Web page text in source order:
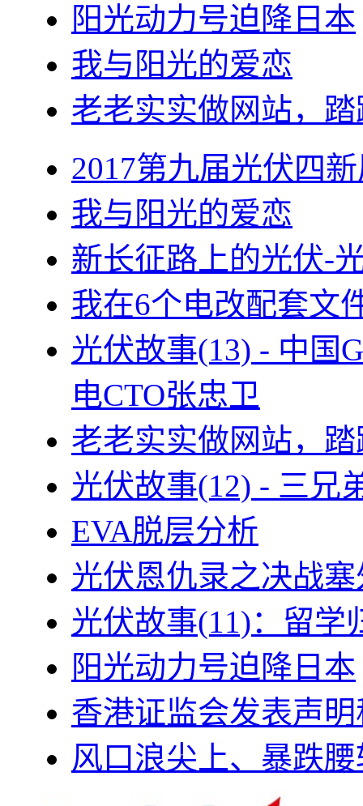
阳光动力号迫降日本
我与阳光的爱恋
老老实实做网站，
2017第九届光伏四
我与阳光的爱恋
新长征路上的光伏-
我在6个电改配套文
光伏故事(13) - 中国
电CTO张忠卫
老老实实做网站，
光伏故事(12) - 三兄
EVA脱层分析
光伏恩仇录之决战
光伏故事(11)：留学
阳光动力号迫降日本
香港证监会发表声
风口浪尖上、暴跌